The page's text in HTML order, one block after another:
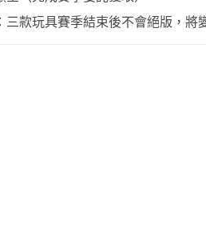
三款玩具賽季結束後不會絕版，將